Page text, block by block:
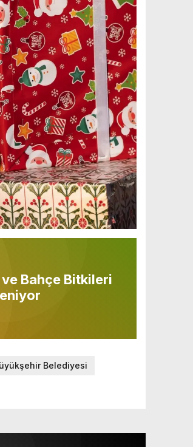
Bahçe Bitkileri
Belediyesi